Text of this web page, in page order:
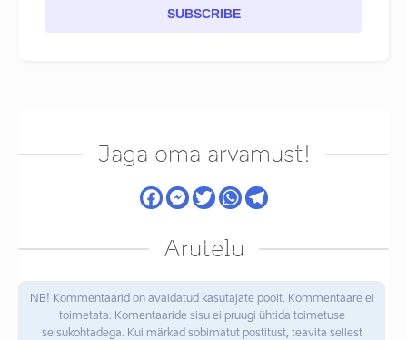
SUBSCRIBE
Jaga oma arvamust!
Arutelu
NB! Kommentaarid on avaldatud kasutajate poolt. Kommentaare ei
toimetata. Komentaaride sisu ei pruugi ühtida toimetuse
seisukohtadega. Kui märkad sobimatut postitust, teavita sellest